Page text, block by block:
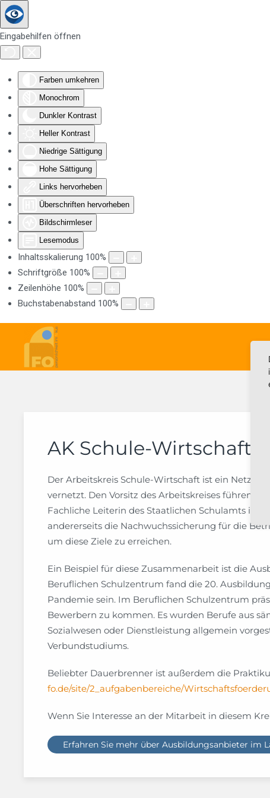
Eingabehilfen öffnen
Farben umkehren
Monochrom
Dunkler Kontrast
Heller Kontrast
Niedrige Sättigung
Hohe Sättigung
Links hervorheben
Überschriften hervorheben
Bildschirmleser
Lesemodus
Inhaltsskalierung 100%
Schriftgröße 100%
Zeilenhöhe 100%
Buchstabenabstand 100%
Zum Hauptinhalt springen
AK Schule-Wirtschaft
Der Arbeitskreis Schule-Wirtschaft ist ein
vernetzt. Den Vorsitz des Arbeitskreises führen
Fachliche Leiterin des Staatlichen Schulamts im
andererseits die Nachwuchssicherung für die
um diese Ziele zu erreichen.
Ein Beispiel für diese Zusammenarbeit ist die
Beruflichen Schulzentrum fand die 20.
Pandemie sein. Im Beruflichen Schulzentrum
Bewerbern zu kommen. Es wurden Berufe aus
Sozialwesen oder Dienstleistung allgemein
Verbundstudiums.
Beliebter Dauerbrenner ist außerdem die
fo.de/site/2_aufgabenbereiche/
Wenn Sie Interesse an der Mitarbeit in diesem
Erfahren Sie mehr über Ausbildungsanbieter im